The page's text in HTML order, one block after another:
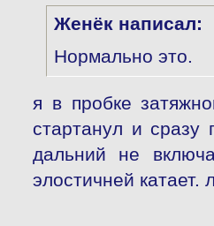
Женёк написал:
Нормально это.
я в пробке
стартанул и
дальний не
элостичней катает.